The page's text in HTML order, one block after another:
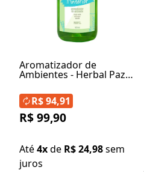
Aromatizador de
Ambientes - Herbal Paz
R$ 99,90
Até4xde R$ 24,98sem
juros
R$ 94,91